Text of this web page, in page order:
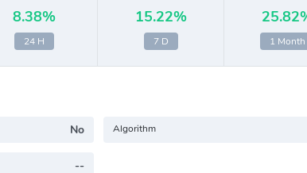
8.38%
24 H
15.22%
7 D 1 Month
No Algorithm
--